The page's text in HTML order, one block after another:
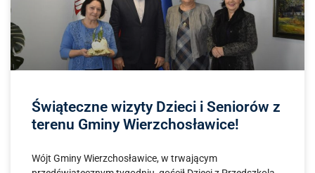
Świąteczne wizyty Dzieci i Seniorów z
terenu Gminy Wierzchosławice!
Wójt Gminy Wierzchosławice, w trwającym